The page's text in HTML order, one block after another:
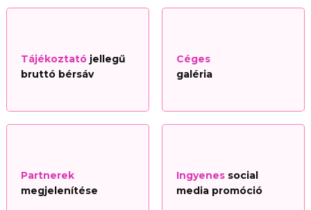
Tájékoztató jellegű
bruttó bérsáv
Céges
galéria
Partnerek
megjelenítése
Ingyenes social
media promóció